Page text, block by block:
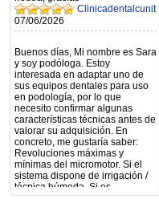
Buenos días, Mi nombre es Sara
interesada en adaptar uno de
sus equipos dentales para uso
en podología, por lo que
necesito confirmar algunas
características técnicas antes de
valorar su adquisición. En
concreto, me gustaría saber:
Revoluciones máximas y
mínimas del micromotor. Si el
sistema dispone de irrigación /
técnica húmeda. Si es
compatible con mango recto
(pieza recta para fresas de
podología). Velocidad del